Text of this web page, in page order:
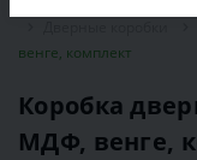
венге, комплект
Коробка
МДФ, венге,